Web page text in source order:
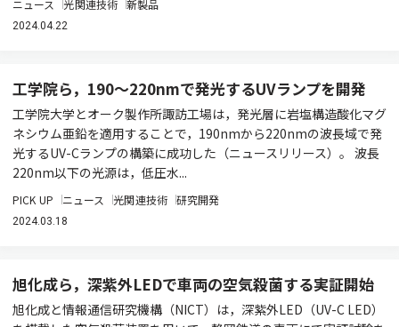
ニュース 光関連技術 新製品
2024.04.22
工学院ら，190～220nmで発光するUVランプを開発
工学院大学とオーク製作所諏訪工場は，発光層に岩塩構造酸化マグ
ネシウム亜鉛を適用することで，190nmから220nmの波長域で発
光するUV-Cランプの構築に成功した（ニュースリリース）。 波長
220nm以下の光源は，低圧水...
PICK UP ニュース 光関連技術 研究開発
2024.03.18
旭化成ら，深紫外LEDで車両の空気殺菌する実証開始
旭化成と情報通信研究機構（NICT）は，深紫外LED（UV-C LED）